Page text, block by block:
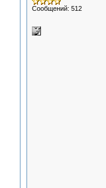
Сообщений: 512